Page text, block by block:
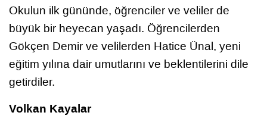
Okulun ilk gününde, öğrenciler ve veliler de
büyük bir heyecan yaşadı. Öğrencilerden
Gökçen Demir ve velilerden Hatice Ünal, yeni
eğitim yılına dair umutlarını ve beklentilerini dile
getirdiler.
Volkan Kayalar